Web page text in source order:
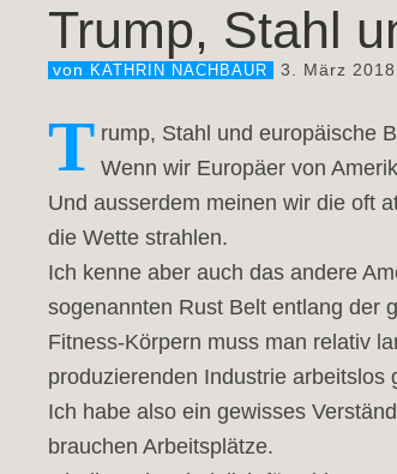
Trump, Stahl
von KATHRIN NACHBAUR 3. März 2018
T rump, Stahl und europäische
Wenn wir Europäer von
Und ausserdem meinen wir die oft
die Wette strahlen.
Ich kenne aber auch das andere
sogenannten Rust Belt entlang der
Fitness-Körpern muss man relativ
produzierenden Industrie
Ich habe also ein gewisses
brauchen Arbeitsplätze.